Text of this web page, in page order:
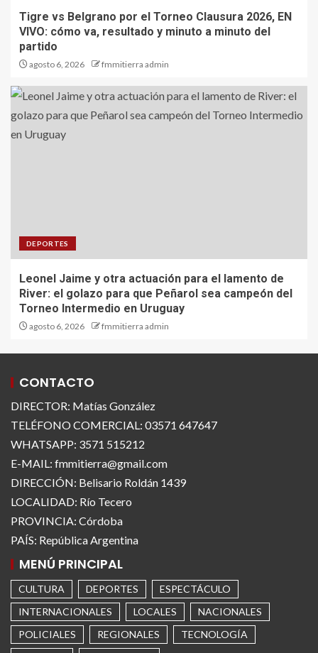
Tigre vs Belgrano por el Torneo Clausura 2026, EN
VIVO: cómo va, resultado y minuto a minuto del
partido
agosto 6, 2026 fmmitierra admin
DEPORTES
Leonel Jaime y otra actuación para el lamento de
River: el golazo para que Peñarol sea campeón del
Torneo Intermedio en Uruguay
agosto 6, 2026 fmmitierra admin
CONTACTO
DIRECTOR: Matías González
TELÉFONO COMERCIAL: 03571 647647
WHATSAPP: 3571 515212
E-MAIL: fmmitierra@gmail.com
DIRECCIÓN: Belisario Roldán 1439
LOCALIDAD: Río Tecero
PROVINCIA: Córdoba
PAÍS: República Argentina
MENÚ PRINCIPAL
CULTURA DEPORTES
ESPECTÁCULO
INTERNACIONALES
LOCALES
NACIONALES
POLICIALES
REGIONALES
TECNOLOGÍA